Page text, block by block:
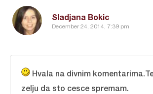
Sladjana Bokic
December 24, 2014, 7:39 pm
Hvala na divnim
zelju da sto cesce spremam.